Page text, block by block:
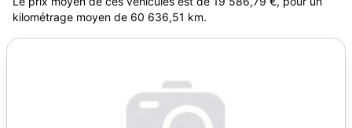
kilométrage moyen de 60 636,51 km.